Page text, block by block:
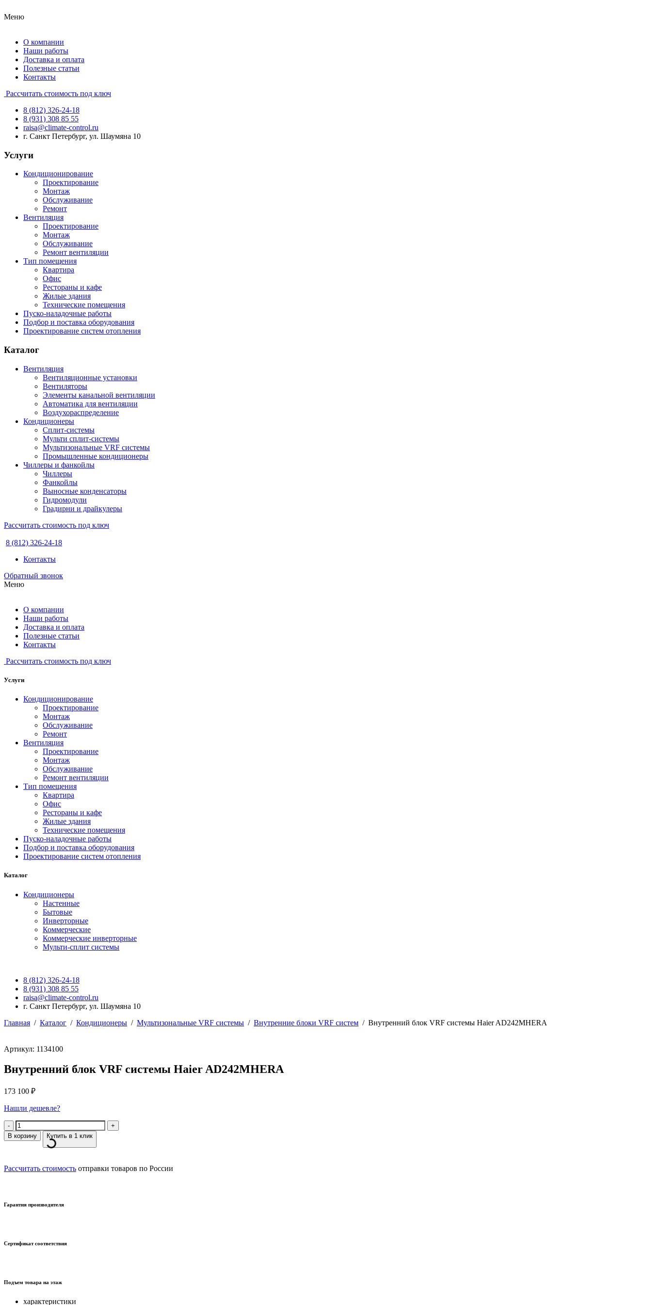
Меню
О компании
Наши работы
Доставка и оплата
Полезные статьи
Контакты
Рассчитать стоимость под ключ
8 (812) 326-24-18
8 (931) 308 85 55
raisa@climate-control.ru
г. Санкт Петербург, ул. Шаумяна 10
Услуги
Кондиционирование
Проектирование
Монтаж
Обслуживание
Ремонт
Вентиляция
Проектирование
Монтаж
Обслуживание
Ремонт вентиляции
Тип помещения
Квартира
Офис
Рестораны и кафе
Жилые здания
Технические помещения
Пуско-наладочные работы
Подбор и поставка оборудования
Проектирование систем отопления
Каталог
Вентиляция
Вентиляционные установки
Вентиляторы
Элементы канальной вентиляции
Автоматика для вентиляции
Воздухораспределение
Кондиционеры
Сплит-системы
Мульти сплит-системы
Мультизональные VRF системы
Промышленные кондиционеры
Чиллеры и фанкойлы
Чиллеры
Фанкойлы
Выносные конденсаторы
Гидромодули
Градирни и драйкулеры
Рассчитать стоимость под ключ
8 (812) 326-24-18
Контакты
Обратный звонок
Меню
О компании
Наши работы
Доставка и оплата
Полезные статьи
Контакты
Рассчитать стоимость под ключ
Услуги
Кондиционирование
Проектирование
Монтаж
Обслуживание
Ремонт
Вентиляция
Проектирование
Монтаж
Обслуживание
Ремонт вентиляции
Тип помещения
Квартира
Офис
Рестораны и кафе
Жилые здания
Технические помещения
Пуско-наладочные работы
Подбор и поставка оборудования
Проектирование систем отопления
Каталог
Кондиционеры
Настенные
Бытовые
Инверторные
Коммерческие
Коммерческие инверторные
Мульти-сплит системы
8 (812) 326-24-18
8 (931) 308 85 55
raisa@climate-control.ru
г. Санкт Петербург, ул. Шаумяна 10
Главная / Каталог / Кондиционеры / Мультизональные VRF системы / Внутренние блоки VRF систем / Внутренний блок VRF системы Haier AD242MHERA
Артикул: 1134100
Внутренний блок VRF системы Haier AD242MHERA
173 100 ₽
Нашли дешевле?
Количество
В корзину Купить в 1 клик
Рассчитать стоимость отправки товаров по России
Гарантия производителя
Сертификат соответствия
Подъем товара на этаж
характеристики